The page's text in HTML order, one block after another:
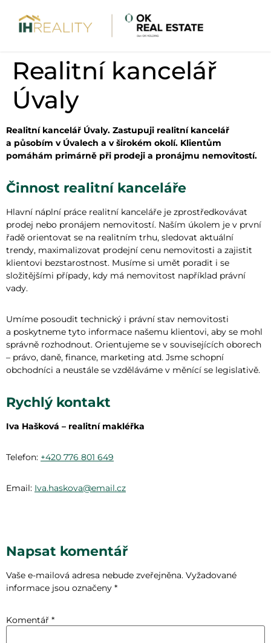
Realitní kancelář
Úvaly
Realitní kancelář Úvaly. Zastupuji realitní kancelář
a působím v Úvalech a v širokém okolí. Klientům
pomáhám primárně při prodeji a pronájmu nemovitostí.
Činnost realitní kanceláře
Hlavní náplní práce realitní kanceláře je zprostředkovávat
prodej nebo pronájem nemovitostí. Naším úkolem je v první
řadě orientovat se na realitním trhu, sledovat aktuální
trendy, maximalizovat prodejní cenu nemovitosti a zajistit
klientovi bezstarostnost. Musíme si umět poradit i se
složitějšími případy, kdy má nemovitost například právní
vady.
Umíme posoudit technický i právní stav nemovitosti
a poskytneme tyto informace našemu klientovi, aby se mohl
správně rozhodnout. Orientujeme se v souvisejících oborech
– právo, daně, finance, marketing atd. Jsme schopní
obchodníci a neustále se vzděláváme v měnící se legislativě.
Rychlý kontakt
Iva Hašková – realitní makléřka
Telefon: +420 776 801 649
Email: Iva.haskova@email.cz
Napsat komentář
Vaše e-mailová adresa nebude zveřejněna. Vyžadované
informace jsou označeny *
Komentář *